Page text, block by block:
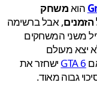
משחק
, אבל ברשימה
המשחקים
מעולם
ישחזר את
מאוד.